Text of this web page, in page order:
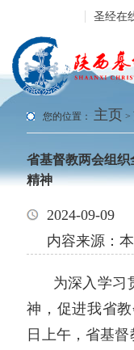
圣经在
您的位置： 主页 >
省基督教两会组
精神
2024-09-09
内容来源：
为深入学习
神，促进我省
日上午，省基